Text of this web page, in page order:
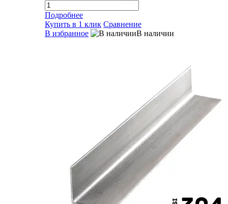
Подробнее
Купить в 1 клик Сравнение
В избранное
В наличии